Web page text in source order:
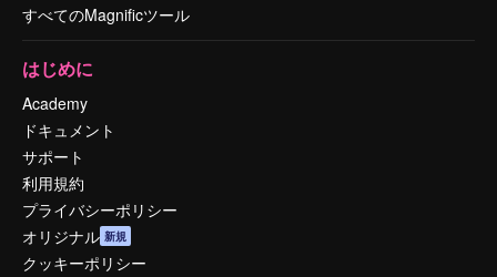
すべてのMagnificツール
はじめに
Academy
ドキュメント
サポート
利用規約
プライバシーポリシー
オリジナル 新規
クッキーポリシー